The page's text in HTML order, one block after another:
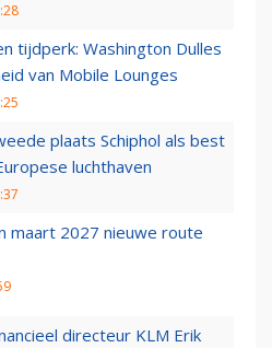
tijdperk: Washington Dulles
van Mobile Lounges
plaats Schiphol als best
luchthaven
maart 2027 nieuwe route
directeur KLM Erik